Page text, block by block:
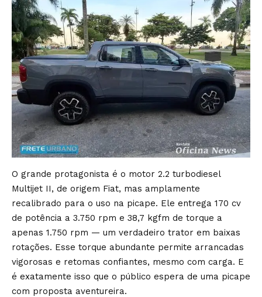
O grande protagonista é o motor 2.2 turbodiesel
Multijet II, de origem Fiat, mas amplamente
recalibrado para o uso na picape. Ele entrega 170 cv
de potência a 3.750 rpm e 38,7 kgfm de torque a
apenas 1.750 rpm — um verdadeiro trator em baixas
rotações. Esse torque abundante permite arrancadas
vigorosas e retomas confiantes, mesmo com carga. E
é exatamente isso que o público espera de uma picape
com proposta aventureira.